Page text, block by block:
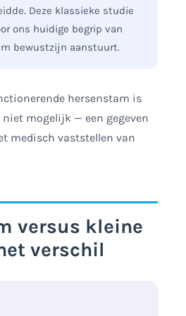
Deze klassieke studie
ons huidige begrip van
bewustzijn aanstuurt.
hersenstam is
mogelijk — een gegeven
medisch vaststellen van
versus kleine
verschil